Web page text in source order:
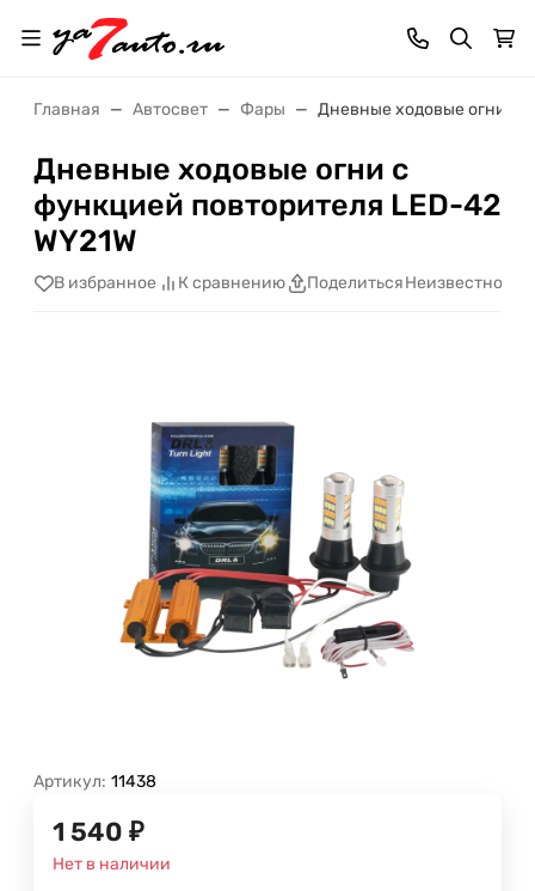
Главная Автосвет Фары Дневные ходовые огни с
Дневные ходовые огни с
функцией повторителя LED-42
WY21W
В избранное К сравнению ПоделитьсяНеизвестно
Артикул: 11438
1 540 ₽
Нет в наличии